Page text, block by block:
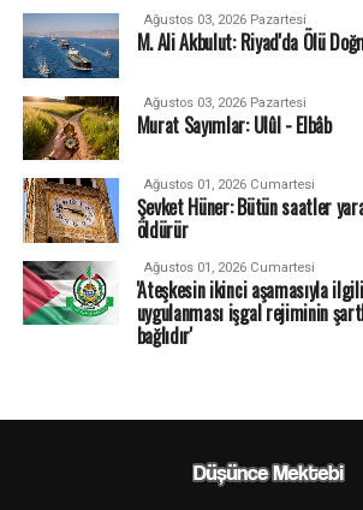
Ağustos 03, 2026 Pazartesi
M. Ali Akbulut: Riyad'da Ölü
Ağustos 03, 2026 Pazartesi
Murat Sayımlar: Ulûl - Elbâb
Ağustos 01, 2026 Cumartesi
Şevket Hüner: Bütün saatler
öldürür
Ağustos 01, 2026 Cumartesi
'Ateşkesin ikinci aşamasıyla
uygulanması işgal rejiminin
bağlıdır'